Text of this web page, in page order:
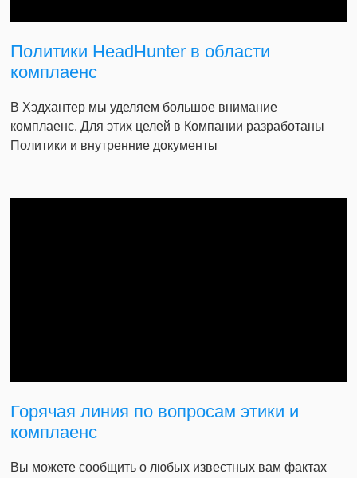
Политики HeadHunter в области
комплаенс
В Хэдхантер мы уделяем большое внимание
комплаенс. Для этих целей в Компании разработаны
Политики и внутренние документы
Горячая линия по вопросам этики и
комплаенс
Вы можете сообщить о любых известных вам фактах